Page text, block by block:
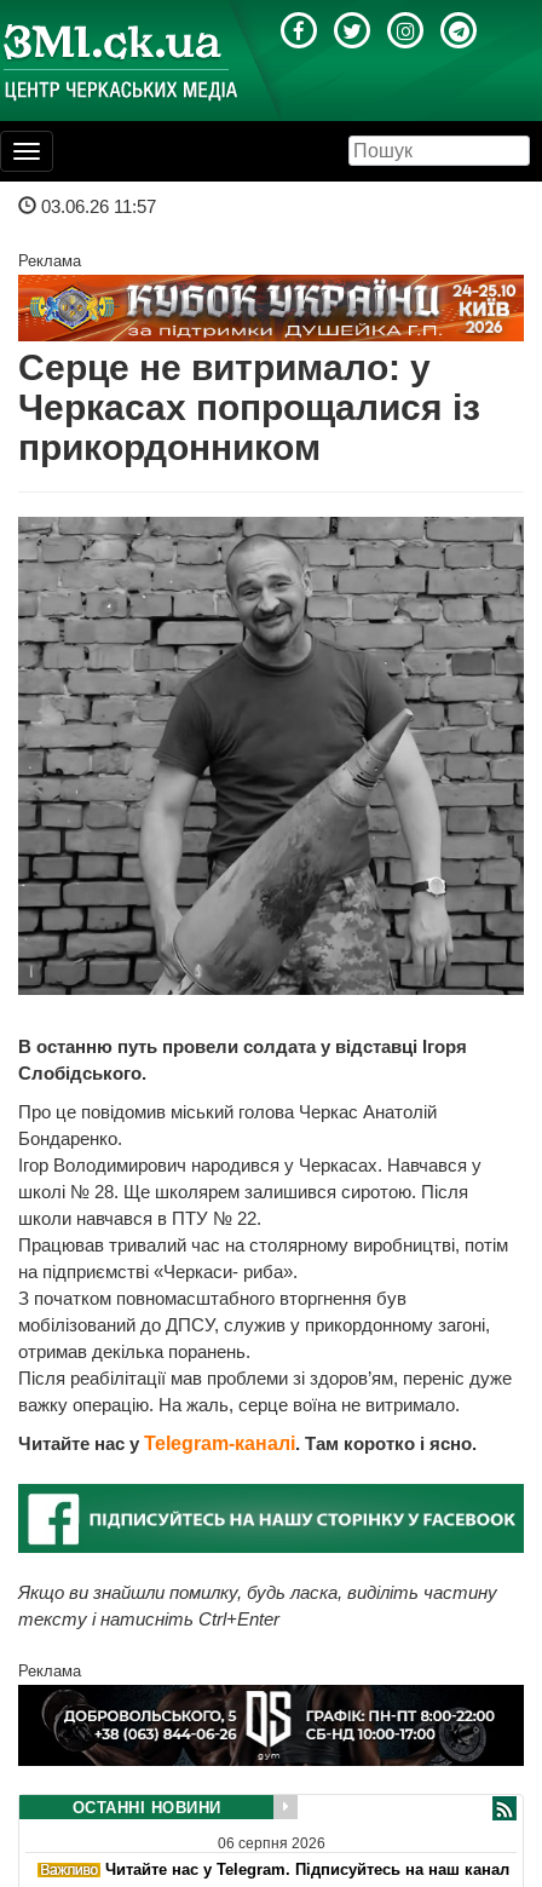
Toggle
navigation
03.06.26 11:57
Реклама
Серце не витримало: у
Черкасах попрощалися із
прикордонником
В останню путь провели солдата у відставці Ігоря
Слобідського.
Про це повідомив міський голова Черкас Анатолій
Бондаренко.
Ігор Володимирович народився у Черкасах. Навчався у
школі № 28. Ще школярем залишився сиротою. Після
школи навчався в ПТУ № 22.
Працював тривалий час на столярному виробництві, потім
на підприємстві «Черкаси- риба».
З початком повномасштабного вторгнення був
мобілізований до ДПСУ, служив у прикордонному загоні,
отримав декілька поранень.
Після реабілітації мав проблеми зі здоров’ям, переніс дуже
важку операцію. На жаль, серце воїна не витримало.
Читайте нас у Telegram-каналі. Там коротко і ясно.
Якщо ви знайшли помилку, будь ласка, виділіть частину
тексту і натисніть Ctrl+Enter
Реклама
ОСТАННІ НОВИНИ
06 серпня 2026
Читайте нас у Telegram. Підписуйтесь на наш канал